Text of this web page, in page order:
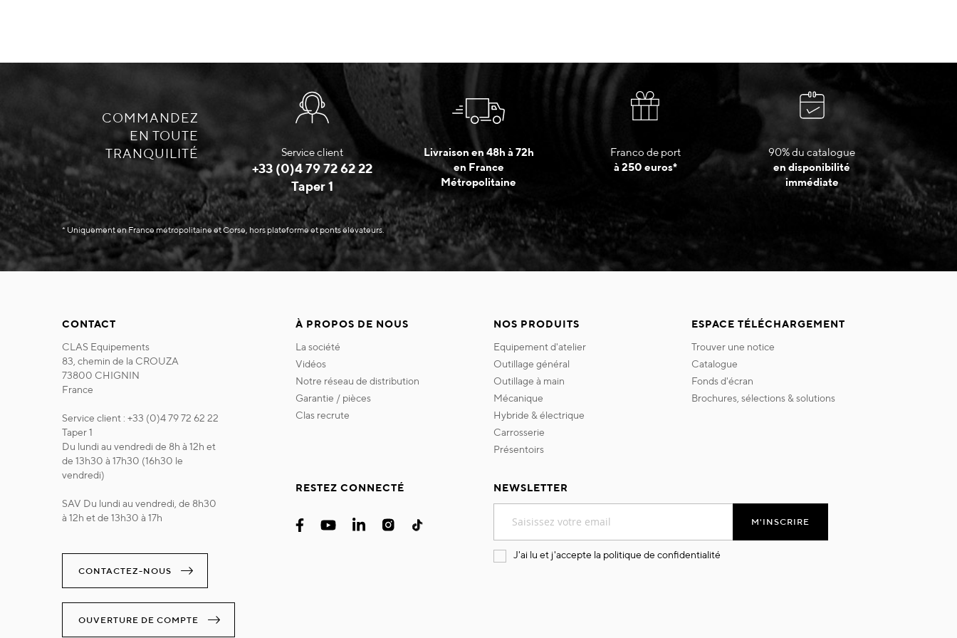
COMMANDEZ
EN TOUTE
TRANQUILITÉ
Service client
+33 (0)4 79 72 62 22
Taper 1
Livraison en 48h à 72h
en France
Métropolitaine
Franco de port
à 250 euros*
90% du catalogue
en disponibilité
immédiate
* Uniquement en France métropolitaine et Corse, hors plateforme et ponts élévateurs.
CONTACT
CLAS Equipements
83, chemin de la CROUZA
73800 CHIGNIN
France
Service client : +33 (0)4 79 72 62 22
Taper 1
Du lundi au vendredi de 8h à 12h et
de 13h30 à 17h30 (16h30 le
vendredi)
SAV Du lundi au vendredi, de 8h30
à 12h et de 13h30 à 17h
CONTACTEZ-NOUS
OUVERTURE DE COMPTE
À PROPOS DE NOUS
la société
vidéos
notre réseau de distribution
garantie / pièces
clas recrute
NOS PRODUITS
equipement d'atelier
outillage général
outillage à main
mécanique
hybride & électrique
carrosserie
présentoirs
ESPACE TÉLÉCHARGEMENT
trouver une notice
catalogue
fonds d'écran
brochures, sélections & solutions
RESTEZ CONNECTÉ
NEWSLETTER
notre
lettre
M'INSCRIRE
J'ai lu et j'accepte la politique de confidentialité